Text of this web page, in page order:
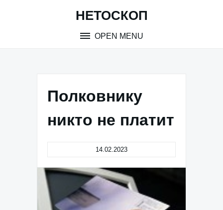
НЕТОСКОП
OPEN MENU
Полковнику
никто не платит
14.02.2023